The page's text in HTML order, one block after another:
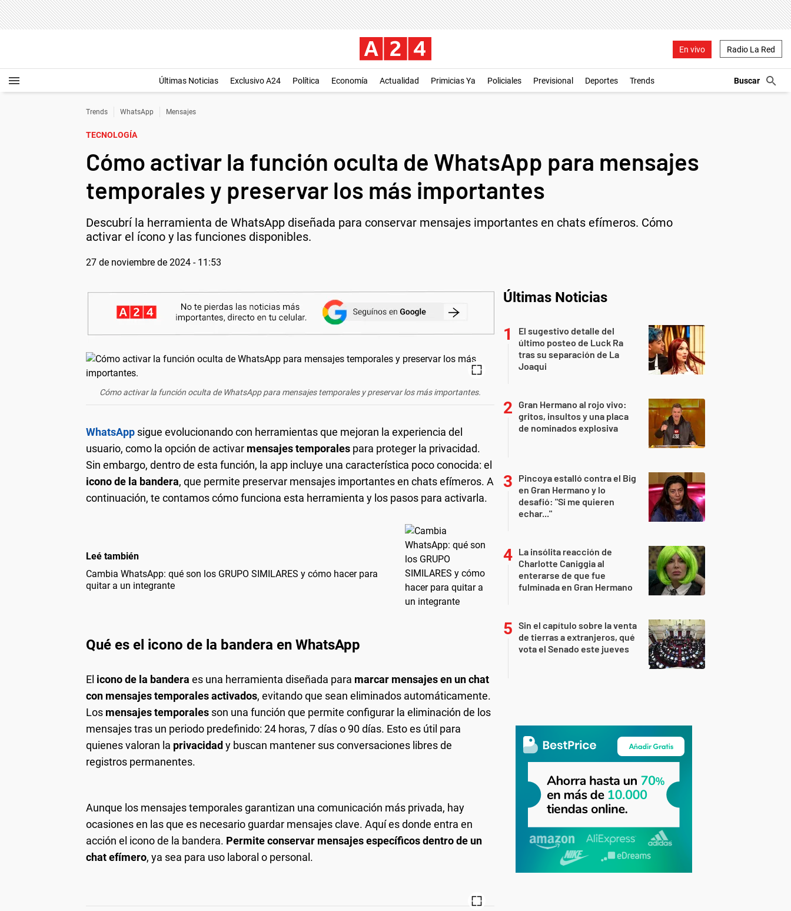
En vivo Radio La Red
Últimas Noticias Exclusivo A24 Política Economía Actualidad Primicias Ya Policiales Previsional Deportes Trends
Trends WhatsApp Mensajes
TECNOLOGÍA
Cómo activar la función oculta de WhatsApp para mensajes
temporales y preservar los más importantes
Descubrí la herramienta de WhatsApp diseñada para conservar mensajes importantes en chats efímeros. Cómo
activar el ícono y las funciones disponibles.
27 de noviembre de 2024 - 11:53
Cómo activar la función oculta de WhatsApp para mensajes temporales y preservar los más importantes.
WhatsApp sigue evolucionando con herramientas que mejoran la experiencia del
usuario, como la opción de activar mensajes temporales para proteger la privacidad.
Sin embargo, dentro de esta función, la app incluye una característica poco conocida: el
icono de la bandera, que permite preservar mensajes importantes en chats efímeros. A
continuación, te contamos cómo funciona esta herramienta y los pasos para activarla.
Leé también
Cambia WhatsApp: qué son los GRUPO SIMILARES y cómo hacer para
quitar a un integrante
Qué es el icono de la bandera en WhatsApp
El icono de la bandera es una herramienta diseñada para marcar mensajes en un chat
con mensajes temporales activados, evitando que sean eliminados automáticamente.
Los mensajes temporales son una función que permite configurar la eliminación de los
mensajes tras un periodo predefinido: 24 horas, 7 días o 90 días. Esto es útil para
quienes valoran la privacidad y buscan mantener sus conversaciones libres de
registros permanentes.
Aunque los mensajes temporales garantizan una comunicación más privada, hay
ocasiones en las que es necesario guardar mensajes clave. Aquí es donde entra en
acción el icono de la bandera. Permite conservar mensajes específicos dentro de un
chat efímero, ya sea para uso laboral o personal.
Últimas Noticias
El sugestivo detalle del
último posteo de Luck Ra
tras su separación de La
Joaqui
Gran Hermano al rojo vivo:
gritos, insultos y una placa
de nominados explosiva
Pincoya estalló contra el Big
en Gran Hermano y lo
desafió: "Si me quieren
echar..."
La insólita reacción de
Charlotte Caniggia al
enterarse de que fue
fulminada en Gran Hermano
Sin el capítulo sobre la venta
de tierras a extranjeros, qué
vota el Senado este jueves